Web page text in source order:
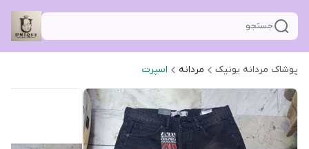
جستجو
پوشاک مردانه یونیک مردانه اسپرت